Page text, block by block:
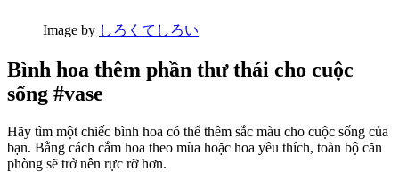
Image by しろくてしろい
Bình hoa thêm phần thư thái cho cuộc
sống #vase
Hãy tìm một chiếc bình hoa có thể thêm sắc màu cho cuộc sống của
bạn. Bằng cách cắm hoa theo mùa hoặc hoa yêu thích, toàn bộ căn
phòng sẽ trở nên rực rỡ hơn.